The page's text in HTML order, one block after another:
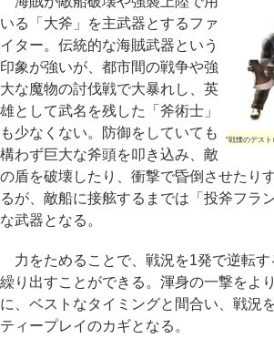
“戦慄のデスト
いる「大斧」を主武器とするファ
イター。伝統的な海賊武器という
印象が強いが、都市間の戦争や強
大な魔物の討伐戦で大暴れし、英
雄として武名を残した「斧術士」
も少なくない。防御をしていても
構わず巨大な斧頭を叩き込み、敵
の盾を破壊したり、衝撃で昏倒させたり
るが、敵船に接舷するまでは「投斧フラ
な武器となる。
力をためることで、戦況を1発で逆転す
繰り出すことができる。渾身の一撃をよ
に、ベストなタイミングと間合い、戦況
ティープレイのカギとなる。